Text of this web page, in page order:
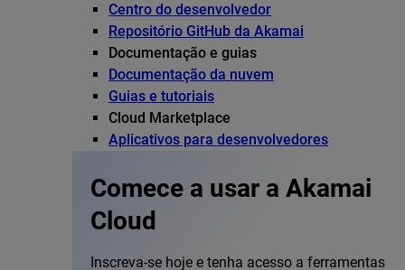
Centro do desenvolvedor
Repositório GitHub da Akamai
Documentação e guias
Documentação da nuvem
Guias e tutoriais
Cloud Marketplace
Aplicativos para desenvolvedores
Comece a usar a Akamai
Cloud
Inscreva-se hoje e tenha acesso a ferramentas